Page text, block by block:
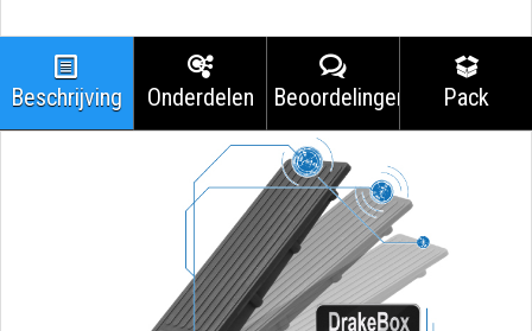
Beschrijving Onderdelen Beoordelingen Pack